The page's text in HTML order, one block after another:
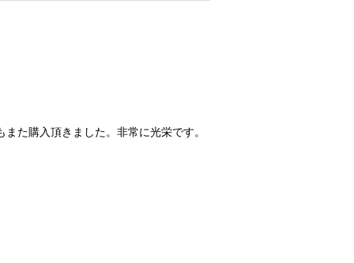
た購入頂きました。非常に光栄です。